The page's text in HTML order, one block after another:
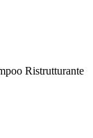
Ristrutturante